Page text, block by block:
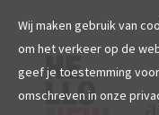
Wij maken gebruik van
om het verkeer op de
geef je toestemming
omschreven in onze